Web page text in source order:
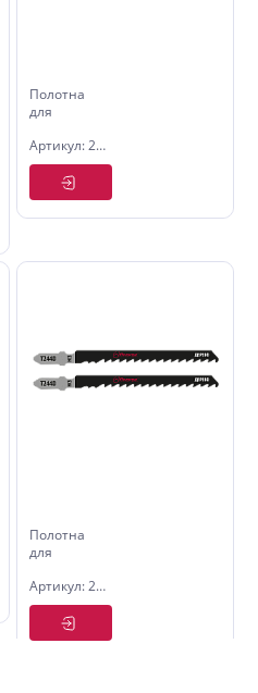
Полотна
для
T311C ,
HCS,
Политех
(2шт)
Артикул: 2500375
Полотна
для
T244D ,
HCS,
Политех
(2шт)
Артикул: 2500376